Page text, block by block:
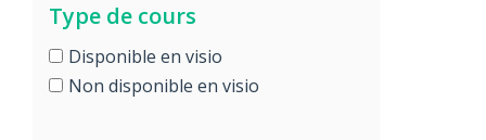
Type de cours
Disponible en visio
Non disponible en visio